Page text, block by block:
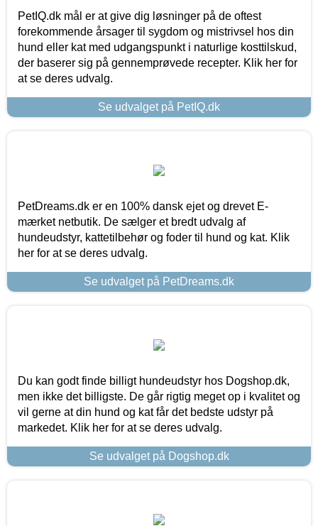
PetIQ.dk mål er at give dig løsninger på de oftest
forekommende årsager til sygdom og mistrivsel hos din
hund eller kat med udgangspunkt i naturlige kosttilskud,
der baserer sig på gennemprøvede recepter. Klik her for
at se deres udvalg.
Se udvalget på PetIQ.dk
PetDreams.dk er en 100% dansk ejet og drevet E-
mærket netbutik. De sælger et bredt udvalg af
hundeudstyr, kattetilbehør og foder til hund og kat. Klik
her for at se deres udvalg.
Se udvalget på PetDreams.dk
Du kan godt finde billigt hundeudstyr hos Dogshop.dk,
men ikke det billigste. De går rigtig meget op i kvalitet og
vil gerne at din hund og kat får det bedste udstyr på
markedet. Klik her for at se deres udvalg.
Se udvalget på Dogshop.dk